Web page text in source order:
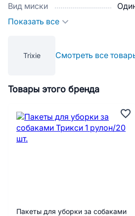
Вид миски
Показать все
Trixie Смотреть все
Товары этого бренда
Пакеты для уборки за собаками